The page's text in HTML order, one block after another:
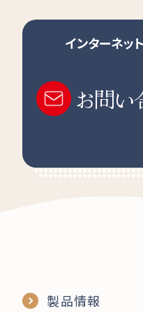
インターネッ
お問い
製品情報